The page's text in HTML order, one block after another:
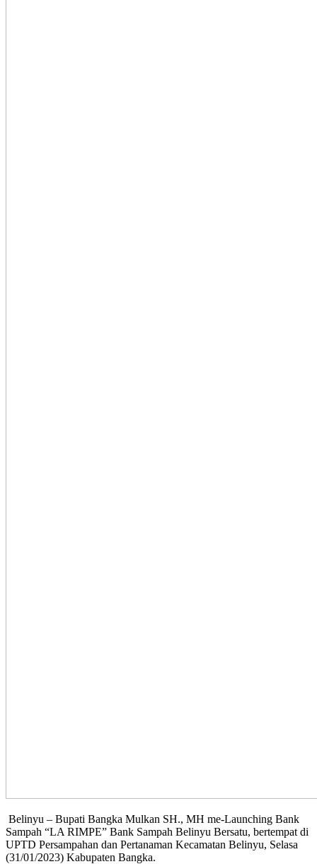
Belinyu – Bupati Bangka Mulkan SH., MH me-Launching Bank
Sampah “LA RIMPE” Bank Sampah Belinyu Bersatu, bertempat di
UPTD Persampahan dan Pertanaman Kecamatan Belinyu, Selasa
(31/01/2023) Kabupaten Bangka.